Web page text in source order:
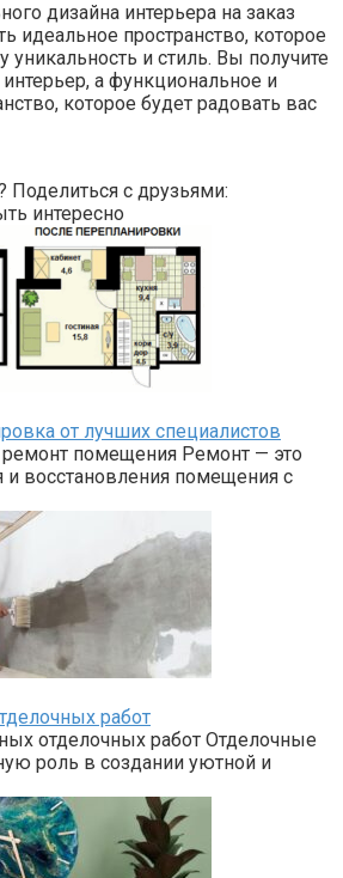
дизайна интерьера на заказ
идеальное пространство, которое
уникальность и стиль. Вы получите
а функциональное и
которое будет радовать вас
Поделиться с друзьями:
интересно
от лучших специалистов
помещения Ремонт — это
и восстановления помещения с
работ
отделочных работ Отделочные
роль в создании уютной и